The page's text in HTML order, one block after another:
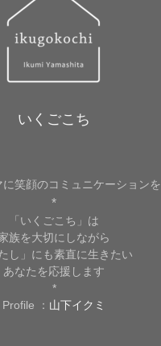
いくごこち
笑顔のコミュニケーションを
*
「いくごこち」は
族を大切にしながら
たし」にも素直に生きたい
あなたを応援します
*
Profile ： 山下イクミ